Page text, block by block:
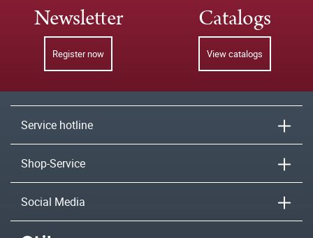
Newsletter
Register now
Catalogs
View catalogs
Service hotline
Shop-Service
Social Media